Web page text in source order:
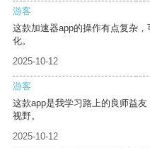
游客
这款加速器app的操作有点复杂
化。
2025-10-12
游客
这款app是我学习路上的良师益
视野。
2025-10-12